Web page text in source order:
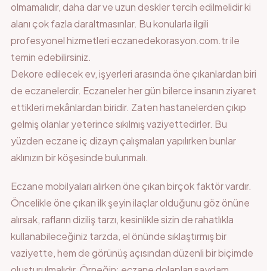
olmamalıdır, daha dar ve uzun deskler tercih edilmelidir ki
alanı çok fazla daraltmasınlar. Bu konularla ilgili
profesyonel hizmetleri eczanedekorasyon.com.tr ile
temin edebilirsiniz.
Dekore edilecek ev, işyerleri arasında öne çıkanlardan biri
de eczanelerdir. Eczaneler her gün bilerce insanın ziyaret
ettikleri mekânlardan biridir. Zaten hastanelerden çıkıp
gelmiş olanlar yeterince sıkılmış vaziyettedirler. Bu
yüzden eczane iç dizayn çalışmaları yapılırken bunlar
aklınızın bir köşesinde bulunmalı.
Eczane mobilyaları alırken öne çıkan birçok faktör vardır.
Öncelikle öne çıkan ilk şeyin ilaçlar olduğunu göz önüne
alırsak, rafların diziliş tarzı, kesinlikle sizin de rahatlıkla
kullanabileceğiniz tarzda, el önünde sıklaştırmış bir
vaziyette, hem de görünüş açısından düzenli bir biçimde